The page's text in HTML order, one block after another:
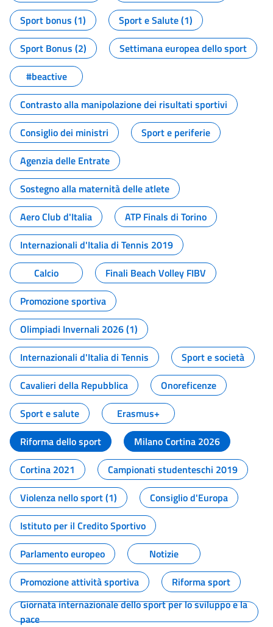
Sport bonus (1)
Sport e Salute (1)
Sport Bonus (2)
Settimana europea dello sport
#beactive
Contrasto alla manipolazione dei risultati sportivi
Consiglio dei ministri
Sport e periferie
Agenzia delle Entrate
Sostegno alla maternità delle atlete
Aero Club d'Italia
ATP Finals di Torino
Internazionali d'Italia di Tennis 2019
Calcio
Finali Beach Volley FIBV
Promozione sportiva
Olimpiadi Invernali 2026 (1)
Internazionali d'Italia di Tennis
Sport e società
Cavalieri della Repubblica
Onoreficenze
Sport e salute
Erasmus+
Riforma dello sport
Milano Cortina 2026
Cortina 2021
Campionati studenteschi 2019
Violenza nello sport (1)
Consiglio d'Europa
Istituto per il Credito Sportivo
Parlamento europeo
Notizie
Promozione attività sportiva
Riforma sport
Giornata internazionale dello sport per lo sviluppo e la
pace